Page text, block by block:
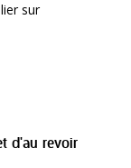
sur
d'au revoir